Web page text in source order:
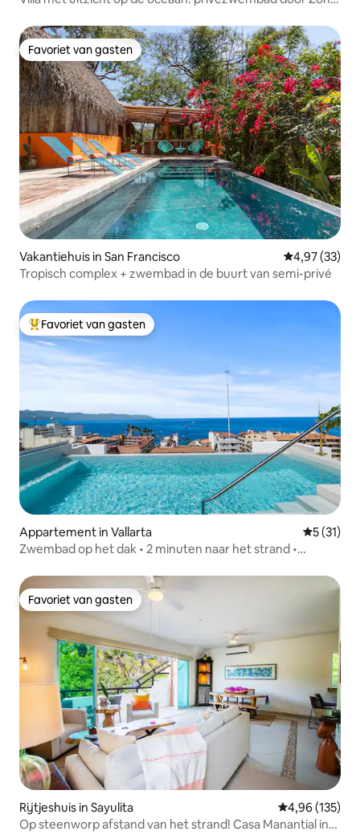
Favoriet van gasten
Favoriet van gasten
Vakantiehuis in San Francisco Gemiddelde
4,97 (33)
Tropisch complex + zwembad in de buurt van semi-privé
Topfavoriet van gasten
Favoriet van gasten
Appartement in Vallarta
5 (31)
Zwembad op het dak • 2 minuten naar het strand •
Favoriet van gasten
Favoriet van gasten
Rijtjeshuis in Sayulita Gemiddelde
4,96 (135)
Op steenworp afstand van het strand! Casa Manantial in